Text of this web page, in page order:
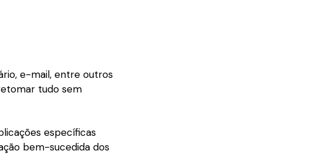
e-mail, entre outros
tudo sem
específicas
bem-sucedida dos